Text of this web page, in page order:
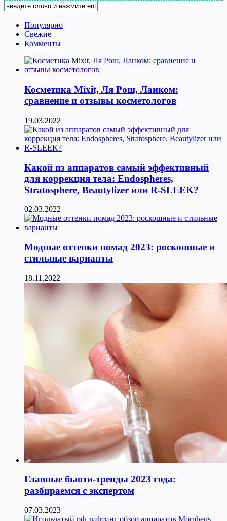
Популярно
Свежие
Комменты
Косметика Мixit, Ля Рош, Ланком:
сравнение и отзывы косметологов
19.03.2022
Какой из аппаратов самый эффективный
для коррекция тела: Endospheres,
Stratosphere, Beautylizer или R-SLEEK?
02.03.2022
Модные оттенки помад 2023: роскошные и
стильные варианты
18.11.2022
Главные бьюти-тренды 2023 года:
разбираемся с экспертом
07.03.2023